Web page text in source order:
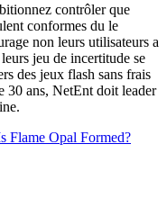
contrôler que
conformes du le
non leurs utilisateurs a
jeu de incertitude se
des jeux flash sans frais
30 ans, NetEnt doit leader
Flame Opal Formed?